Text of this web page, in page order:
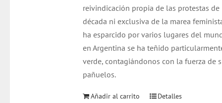
reivindicación propia de las protestas
década ni exclusiva de la marea
ha esparcido por varios lugares del
en Argentina se ha teñido
verde, contagiándonos con la fuerza de
pañuelos.
Añadir al carrito Detalles